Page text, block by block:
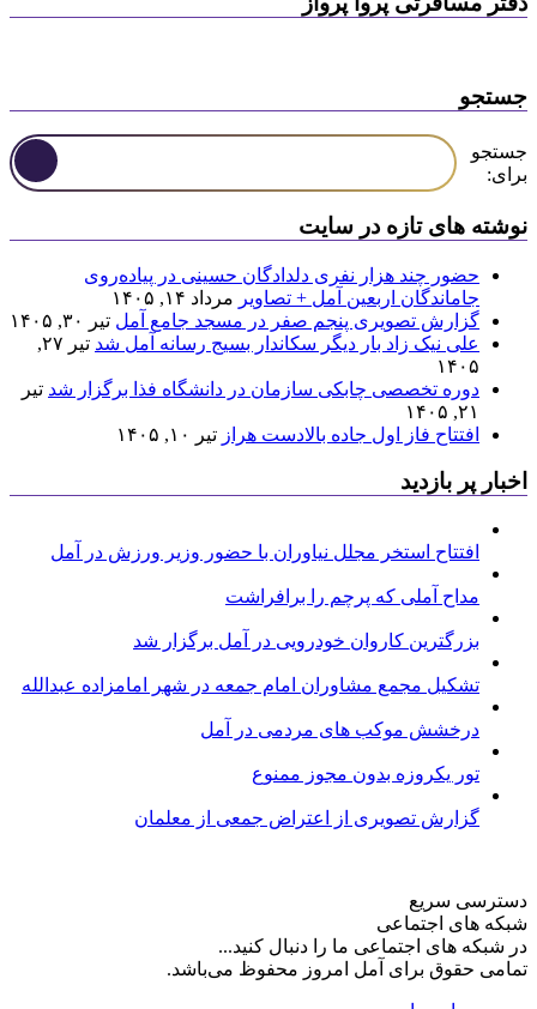
جستجو
جستجو
برای:
نوشته های تازه در سایت
حضور چند هزار نفری دلدادگان حسینی در پیاده‌روی
جاماندگان اربعین آمل + تصاویر مرداد ۱۴, ۱۴۰۵
گزارش تصویری پنجم صفر در مسجد جامع آمل تیر ۳۰, ۱۴۰۵
علی نیک زاد بار دیگر سکاندار بسیج رسانه آمل شد
تیر ۲۷,
۱۴۰۵
دوره تخصصی چابکی سازمان در دانشگاه فذا برگزار شد تیر
۲۱, ۱۴۰۵
افتتاح فاز اول جاده بالادست هراز تیر ۱۰, ۱۴۰۵
اخبار پر بازدید
افتتاح استخر مجلل نیاوران با حضور وزیر ورزش در آمل
مداح آملی که پرچم را برافراشت
بزرگترین کاروان خودرویی در آمل برگزار شد
تشکیل مجمع مشاوران امام جمعه در شهر امامزاده عبدالله
درخشش موکب های مردمی در آمل
تور یکروزه بدون مجوز ممنوع
گزارش تصویری از اعتراض جمعی از معلمان
دسترسی سریع
شبکه های اجتماعی
در شبکه های اجتماعی ما را دنبال کنید...
تمامی حقوق برای آمل امروز محفوظ می‌باشد.